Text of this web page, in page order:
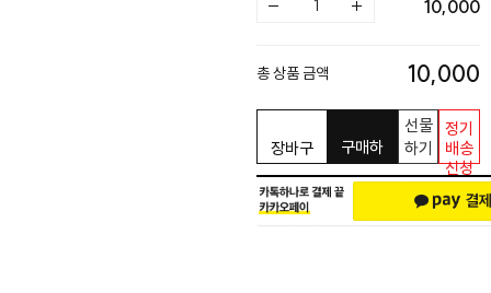
10,000
총 상품 금액 10,000
장바구
니
구매하
선물
하기
정기
배송
신청